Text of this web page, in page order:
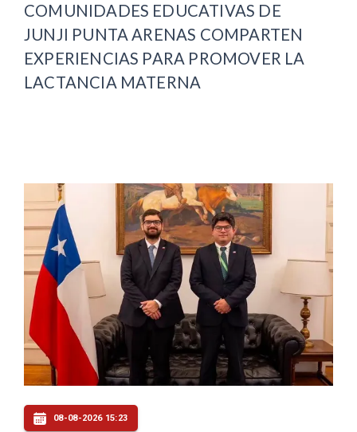
COMUNIDADES EDUCATIVAS DE
JUNJI PUNTA ARENAS COMPARTEN
EXPERIENCIAS PARA PROMOVER LA
LACTANCIA MATERNA
08-08-2026 15:23